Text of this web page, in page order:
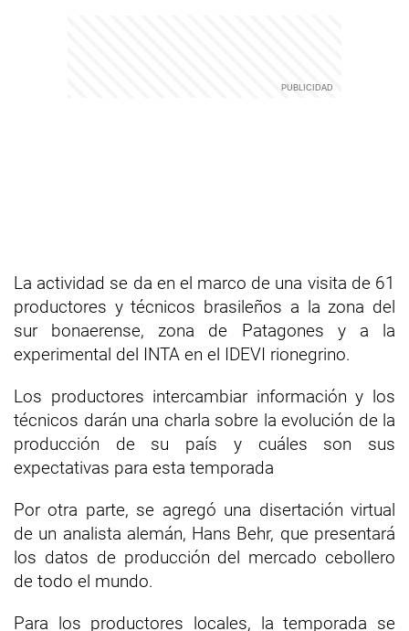
La actividad se da en el marco de una visita de 61
productores y técnicos brasileños a la zona del
sur bonaerense, zona de Patagones y a la
experimental del INTA en el IDEVI rionegrino.
Los productores intercambiar información y los
técnicos darán una charla sobre la evolución de la
producción de su país y cuáles son sus
expectativas para esta temporada
Por otra parte, se agregó una disertación virtual
de un analista alemán, Hans Behr, que presentará
los datos de producción del mercado cebollero
de todo el mundo.
Para los productores locales, la temporada se